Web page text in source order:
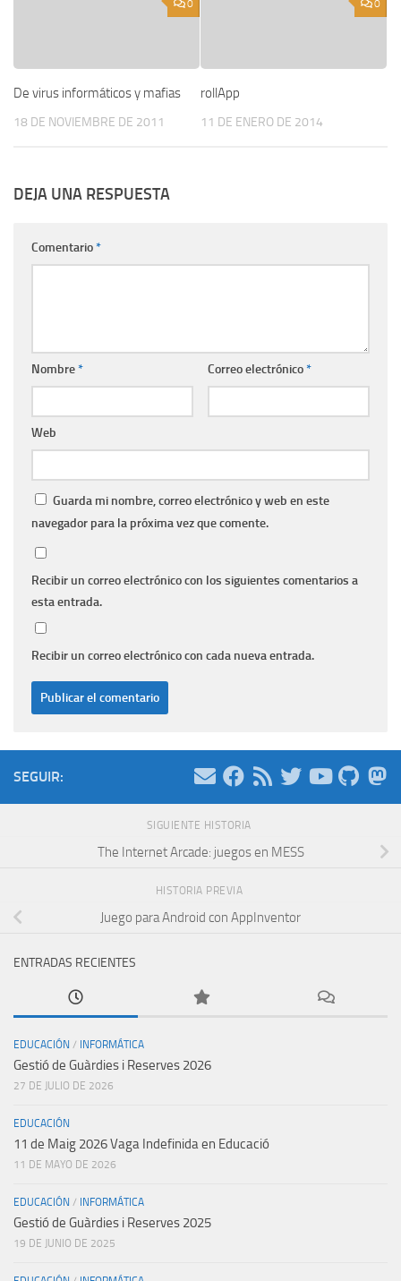
0
De virus informáticos y mafias
18 DE NOVIEMBRE DE 2011
0
rollApp
11 DE ENERO DE 2014
DEJA UNA RESPUESTA
Comentario*
Nombre* Correo electrónico*
Web
Guarda mi nombre, correo electrónico y web en este
navegador para la próxima vez que comente.
Recibir un correo electrónico con los siguientes comentarios a
esta entrada.
Recibir un correo electrónico con cada nueva entrada.
SEGUIR:
SIGUIENTE HISTORIA
The Internet Arcade: juegos en MESS
HISTORIA PREVIA
Juego para Android con AppInventor
ENTRADAS RECIENTES
EDUCACIÓN / INFORMÁTICA
Gestió de Guàrdies i Reserves 2026
27 DE JULIO DE 2026
EDUCACIÓN
11 de Maig 2026 Vaga Indefinida en Educació
11 DE MAYO DE 2026
EDUCACIÓN / INFORMÁTICA
Gestió de Guàrdies i Reserves 2025
19 DE JUNIO DE 2025